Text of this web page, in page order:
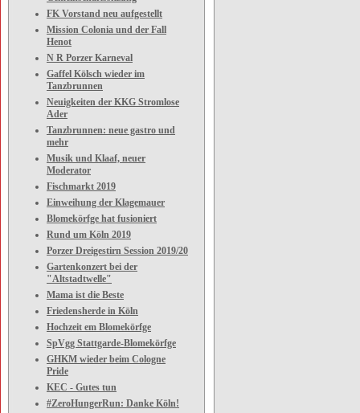
FK Vorstand neu aufgestellt
Mission Colonia und der Fall
Henot
N R Porzer Karneval
Gaffel Kölsch wieder im
Tanzbrunnen
Neuigkeiten der KKG Stromlose
Ader
Tanzbrunnen: neue gastro und
mehr
Musik und Klaaf, neuer
Moderator
Fischmarkt 2019
Einweihung der Klagemauer
Blomekörfge hat fusioniert
Rund um Köln 2019
Porzer Dreigestirn Session 2019/20
Gartenkonzert bei der
"Altstadtwelle"
Mama ist die Beste
Friedensherde in Köln
Hochzeit em Blomekörfge
SpVgg Stattgarde-Blomekörfge
GHKM wieder beim Cologne
Pride
KEC - Gutes tun
#ZeroHungerRun: Danke Köln!